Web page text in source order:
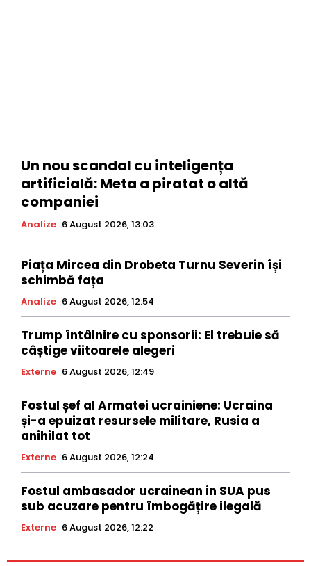
Un nou scandal cu inteligența
artificială: Meta a piratat o altă
companiei
Analize 6 August 2026, 13:03
Piața Mircea din Drobeta Turnu Severin își
schimbă fața
Analize 6 August 2026, 12:54
Trump întâlnire cu sponsorii: El trebuie să
câștige viitoarele alegeri
Externe 6 August 2026, 12:49
Fostul șef al Armatei ucrainiene: Ucraina
și-a epuizat resursele militare, Rusia a
anihilat tot
Externe 6 August 2026, 12:24
Fostul ambasador ucrainean in SUA pus
sub acuzare pentru îmbogățire ilegală
Externe 6 August 2026, 12:22